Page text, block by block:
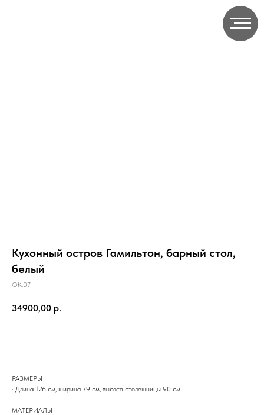
Кухонный остров Гамильтон, барный стол,
белый
ОК.07
34900,00 р.
РАЗМЕРЫ
• Длина 126 см, ширина 79 см, высота столешницы 90 см
МАТЕРИАЛЫ